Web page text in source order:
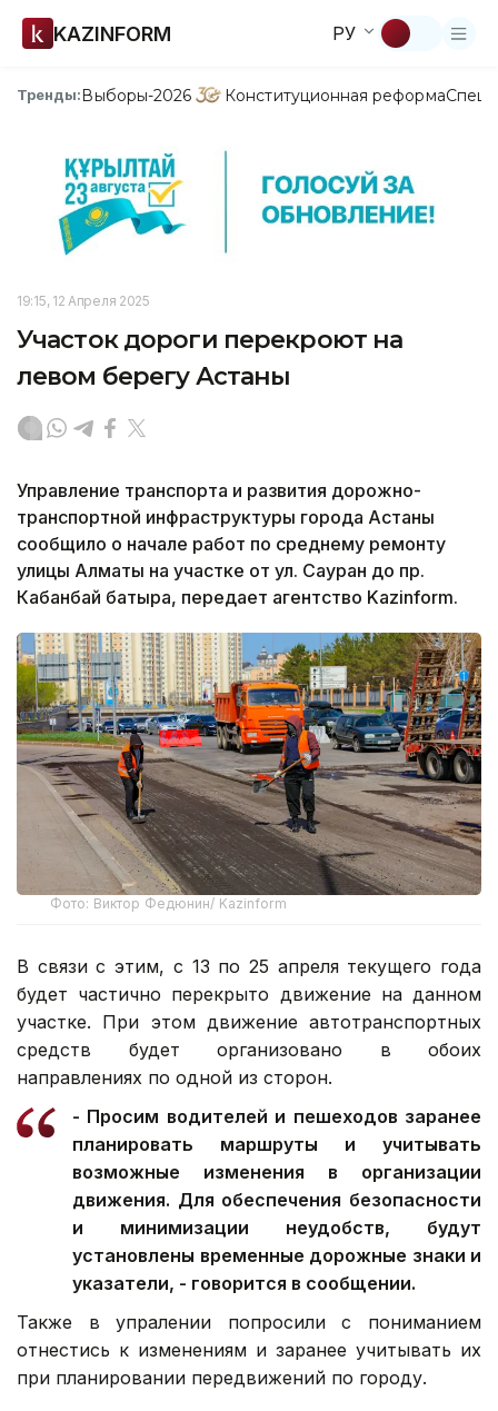
KAZINFORM РУ
Тренды:Выборы-2026 Конституционная реформа
19:15, 12 Апреля 2025
Участок дороги перекроют на
левом берегу Астаны
Управление транспорта и развития дорожно-
транспортной инфраструктуры города Астаны
сообщило о начале работ по среднему ремонту
улицы Алматы на участке от ул. Сауран до пр.
Кабанбай батыра, передает агентство Kazinform.
Фото: Виктор Федюнин/ Kazinform
В связи с этим, с 13 по 25 апреля текущего года
будет частично перекрыто движение на данном
участке. При этом движение автотранспортных
средств будет организовано в обоих
направлениях по одной из сторон.
- Просим водителей и пешеходов заранее
планировать маршруты и учитывать
возможные изменения в организации
движения. Для обеспечения безопасности
и минимизации неудобств, будут
установлены временные дорожные знаки и
указатели, - говорится в сообщении.
Также в упралении попросили с пониманием
отнестись к изменениям и заранее учитывать их
при планировании передвижений по городу.